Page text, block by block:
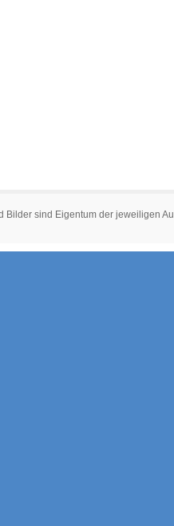
Bilder sind Eigentum der jeweiligen